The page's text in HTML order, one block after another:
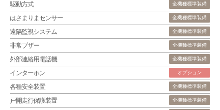
駆動方式 全機種標準装備
はさまりまセンサー 全機種標準装備
遠隔監視システム 全機種標準装備
非常ブザー 全機種標準装備
外部連絡用電話機 全機種標準装備
インターホン オプション
各種安全装置 全機種標準装備
戸開走行保護装置 全機種標準装備